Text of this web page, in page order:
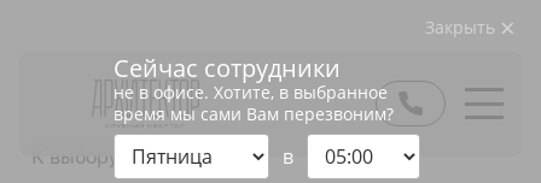
К выбору квартир
Закрыть
Сейчас сотрудники
не в офисе. Хотите, в выбранное
время мы сами Вам перезвоним?
в